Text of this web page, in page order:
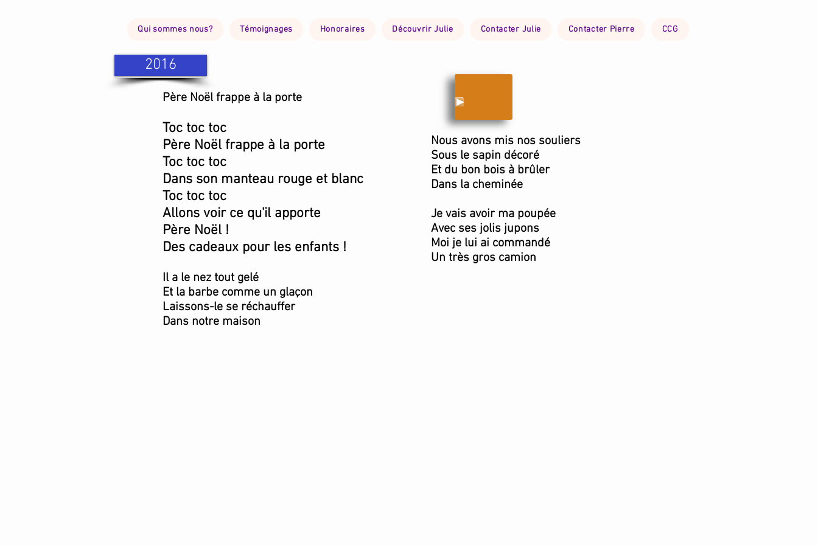
Qui sommes nous? Témoignages Honoraires Découvrir Julie Contacter Julie Contacter Pierre CCG
Père Noël frappe à la porte
Toc toc toc
Père Noël frappe à la porte
Toc toc toc
Dans son manteau rouge et blanc
Toc toc toc
Allons voir ce qu'il apporte
Père Noël !
Des cadeaux pour les enfants !
Il a le nez tout gelé
Et la barbe comme un glaçon
Laissons-le se réchauffer
Dans notre maison
Nous avons mis nos souliers
Sous le sapin décoré
Et du bon bois à brûler
Dans la cheminée
Je vais avoir ma poupée
Avec ses jolis jupons
Moi je lui ai commandé
Un très gros camion
2016